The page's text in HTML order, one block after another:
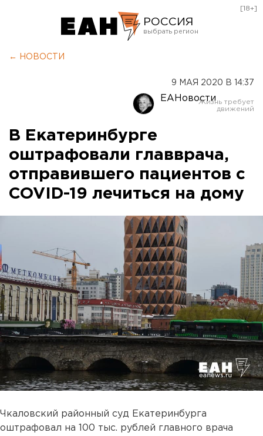
РОССИЯ
Оренбург
[18+]
← НОВОСТИ
9 МАЯ 2020 В 14:37
ЕАНовости
В Екатеринбурге
оштрафовали главврача,
отправившего пациентов с
COVID-19 лечиться на дому
Чкаловский районный суд Екатеринбурга
оштрафовал на 100 тыс. рублей главного врача